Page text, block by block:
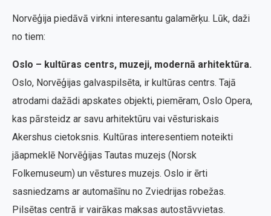
Norvēģija piedāvā virkni interesantu galamērķu. Lūk, daži
no tiem:
Oslo – kultūras centrs, muzeji, modernā arhitektūra.
Oslo, Norvēģijas galvaspilsēta, ir kultūras centrs. Tajā
atrodami dažādi apskates objekti, piemēram, Oslo Opera,
kas pārsteidz ar savu arhitektūru vai vēsturiskais
Akershus cietoksnis. Kultūras interesentiem noteikti
jāapmeklē Norvēģijas Tautas muzejs (Norsk
Folkemuseum) un vēstures muzejs. Oslo ir ērti
sasniedzams ar automašīnu no Zviedrijas robežas.
Pilsētas centrā ir vairākas maksas autostāvvietas.